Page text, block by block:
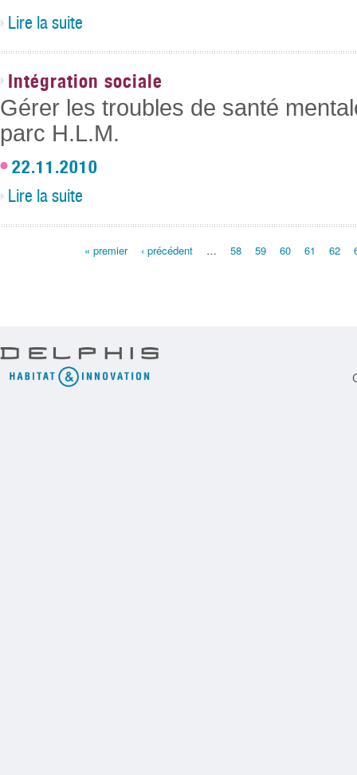
Lire la suite
Intégration sociale
Gérer les troubles de santé
parc H.L.M.
22.11.2010
Lire la suite
« premier ‹ précédent … 58 59 60 61 62